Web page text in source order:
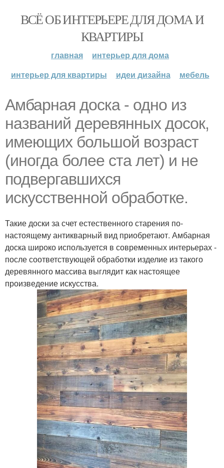
ВСЁ ОБ ИНТЕРЬЕРЕ ДЛЯ ДОМА И
КВАРТИРЫ
главная
интерьер для дома
интерьер для квартиры
идеи дизайна мебель
Амбарная доска - одно из
названий деревянных досок,
имеющих большой возраст
(иногда более ста лет) и не
подвергавшихся
искусственной обработке.
Такие доски за счет естественного старения по-
настоящему антикварный вид приобретают. Амбарная
доска широко используется в современных интерьерах -
после соответствующей обработки изделие из такого
деревянного массива выглядит как настоящее
произведение искусства.